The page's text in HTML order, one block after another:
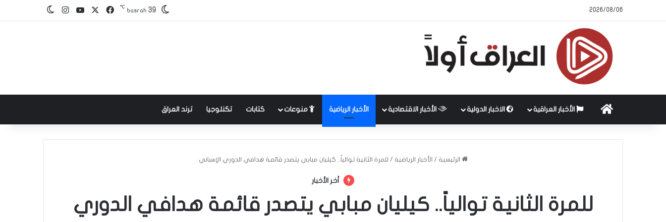
2026/08/06
basrah 39
℃ فيسبوك‫YouTube
انستقرامالوضع المظلم
الرئيسية الأخبار العراقية الاخبار الدولية الأخبار الاقتصادية الأخبار الرياضية منوعات كتابات تكنلوجيا ترند العراق
الرئيسية / الأخبار الرياضية / للمرة الثانية توالياً.. كيليان مبابي يتصدر قائمة هدافي الدوري الإسباني
أخر الأخبار
للمرة الثانية توالياً.. كيليان مبابي يتصدر قائمة هدافي الدوري